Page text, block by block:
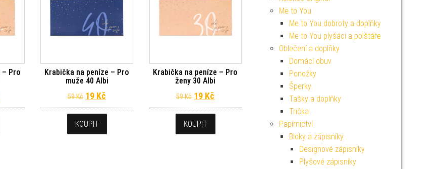
– Pro
cena byla: 59 Kč.
cena je: 19 Kč.
Krabička na peníze – Pro
muže 40 Albi
59Kč Původní cena byla: 59 Kč.
19 Kč Aktuální cena je: 19 Kč.
KOUPIT
Krabička na peníze – Pro
ženy 30 Albi
59Kč Původní cena byla: 59 Kč.
19 Kč Aktuální cena je: 19 Kč.
KOUPIT
Me to You
Me to You dobroty a doplňky
Me to You plyšáci a polštáře
Oblečení a doplňky
Domácí obuv
Ponožky
Šperky
Tašky a doplňky
Trička
Papírnictví
Bloky a zápisníky
Designové zápisníky
Plyšové zápisníky